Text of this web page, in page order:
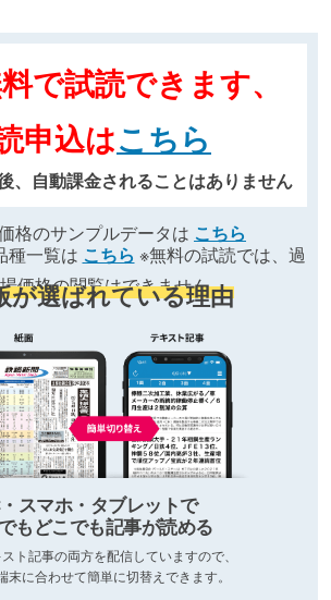
で試読できます、
申込はこちら
、自動課金されることはありません
格のサンプルデータは こちら
種一覧は こちら ※無料の試読では、過
価格の閲覧はできません
が選ばれている理由
スマホ・タブレットで
もどこでも記事が読める
ト記事の両方を配信していますので、
末に合わせて簡単に切替えできます。